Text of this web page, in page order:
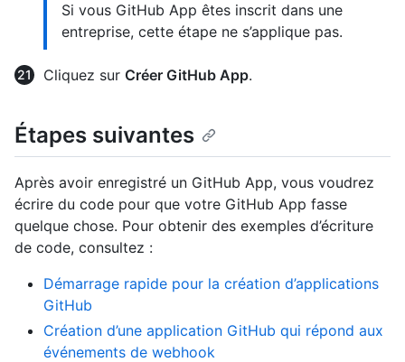
Si vous GitHub App êtes inscrit dans une
entreprise, cette étape ne s’applique pas.
Cliquez sur Créer GitHub App.
Étapes suivantes
Après avoir enregistré un GitHub App, vous voudrez
écrire du code pour que votre GitHub App fasse
quelque chose. Pour obtenir des exemples d’écriture
de code, consultez :
Démarrage rapide pour la création d’applications
GitHub
Création d’une application GitHub qui répond aux
événements de webhook